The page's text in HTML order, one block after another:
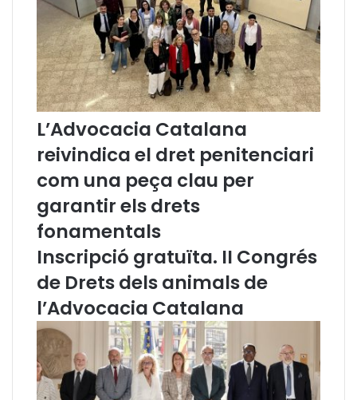
e
r
s
i
V
i
l
n
o
a
d
g
a
n
a
d
ó
L
n
g
ü
í
s
t
i
c
d
l
s
j
t
j
a
t
s
L’Advocacia Catalana
reivindica el dret penitenciari
com una peça clau per
garantir els drets
fonamentals
Inscripció gratuïta. II Congrés
de Drets dels animals de
l’Advocacia Catalana